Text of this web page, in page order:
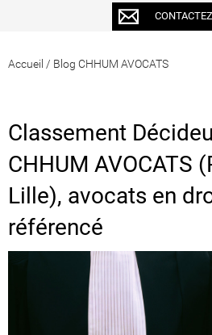
Accueil / Blog CHHUM AVOCATS
Classement
CHHUM AVOCATS
Lille), avocats en
référencé